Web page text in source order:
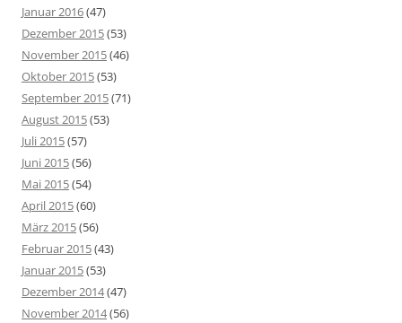
Januar 2016(47)
Dezember 2015(53)
November 2015(46)
Oktober 2015(53)
September 2015(71)
August 2015(53)
Juli 2015(57)
Juni 2015(56)
Mai 2015(54)
April 2015(60)
März 2015(56)
Februar 2015(43)
Januar 2015(53)
Dezember 2014(47)
November 2014(56)